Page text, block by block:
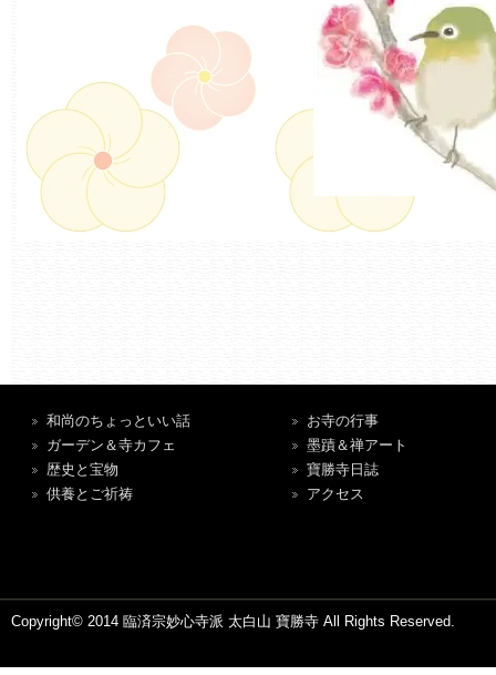
和尚のちょっといい話
ガーデン＆寺カフェ
歴史と宝物
供養とご祈祷
お寺の行事
墨蹟＆禅アート
寶勝寺日誌
アクセス
Copyright© 2014 臨済宗妙心寺派 太白山 寶勝寺 All Rights Reserved.